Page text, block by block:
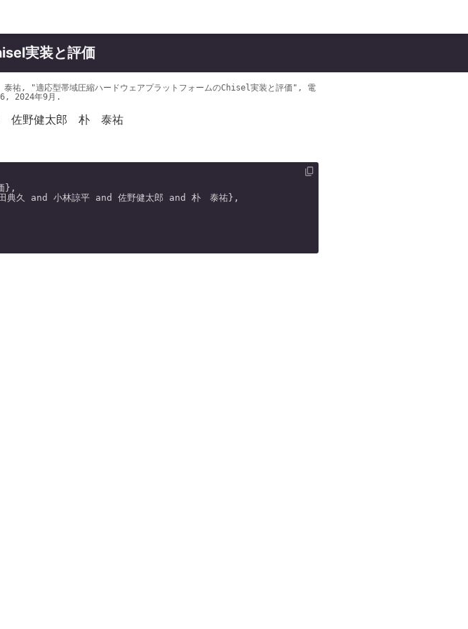
実装と評価
, "適応型帯域圧縮ハードウェアプラットフォームのChisel実装と評価", 電
2024年9月.
佐野健太郎 朴 泰祐
},
久 and 小林諒平 and 佐野健太郎 and 朴　泰祐},